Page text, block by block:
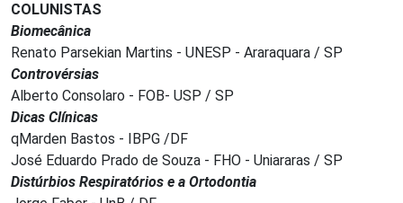
COLUNISTAS
Biomecânica
Renato Parsekian Martins - UNESP - Araraquara / SP
Controvérsias
Alberto Consolaro - FOB- USP / SP
Dicas Clínicas
qMarden Bastos - IBPG /DF
José Eduardo Prado de Souza - FHO - Uniararas / SP
Distúrbios Respiratórios e a Ortodontia